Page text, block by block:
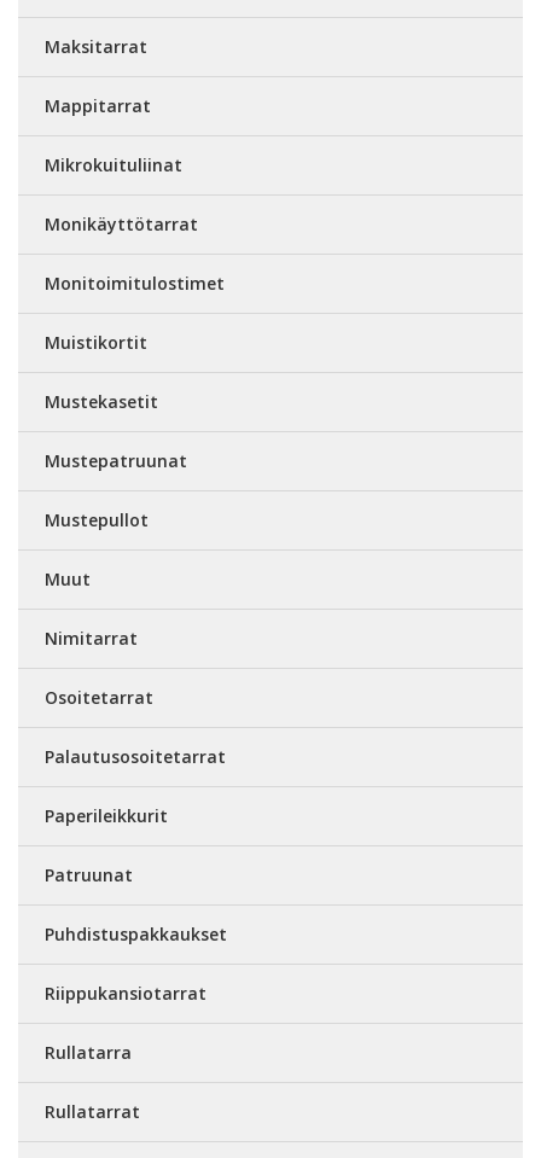
Maksitarrat
Mappitarrat
Mikrokuituliinat
Monikäyttötarrat
Monitoimitulostimet
Muistikortit
Mustekasetit
Mustepatruunat
Mustepullot
Muut
Nimitarrat
Osoitetarrat
Palautusosoitetarrat
Paperileikkurit
Patruunat
Puhdistuspakkaukset
Riippukansiotarrat
Rullatarra
Rullatarrat